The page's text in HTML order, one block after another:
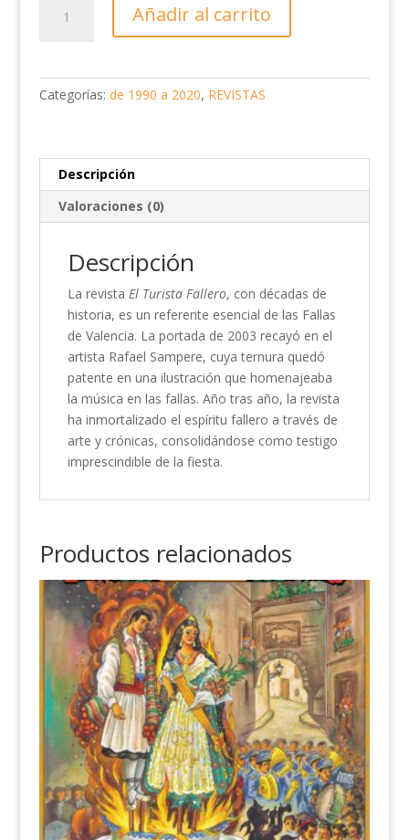
TURISTA
Añadir al carrito
Categorías: de 1990 a 2020, REVISTAS
Descripción
Valoraciones (0)
Descripción
La revista El Turista Fallero, con décadas de
historia, es un referente esencial de las Fallas
de Valencia. La portada de 2003 recayó en el
artista Rafael Sampere, cuya ternura quedó
patente en una ilustración que homenajeaba
la música en las fallas. Año tras año, la revista
ha inmortalizado el espíritu fallero a través de
arte y crónicas, consolidándose como testigo
imprescindible de la fiesta.
Productos relacionados